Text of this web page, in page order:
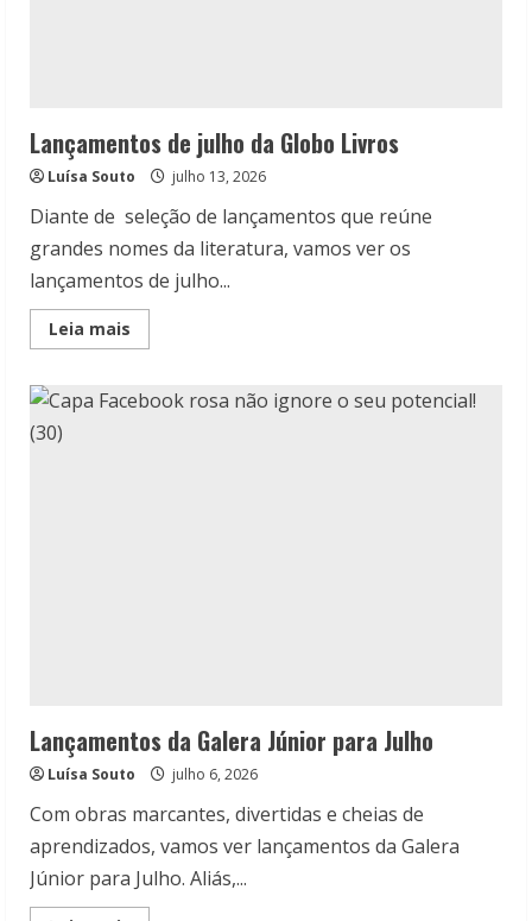
Lançamentos de julho da Globo Livros
Luísa Souto julho 13, 2026
Diante de seleção de lançamentos que reúne
grandes nomes da literatura, vamos ver os
lançamentos de julho...
Leia mais
more
de
julho
Lançamentos da Galera Júnior para Julho
Luísa Souto julho 6, 2026
Com obras marcantes, divertidas e cheias de
aprendizados, vamos ver lançamentos da Galera
Júnior para Julho. Aliás,...